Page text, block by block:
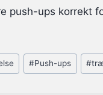
push-ups korrekt
#Push-ups #